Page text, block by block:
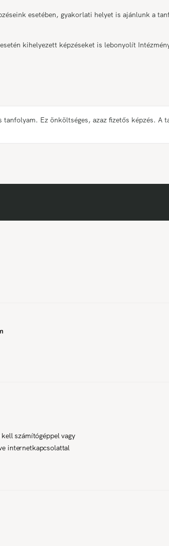
esetében, gyakorlati helyet is ajánlunk a
kihelyezett képzéseket is lebonyolít
tanfolyam. Ez önköltséges, azaz fizetős képzés. A
számítógéppel vagy
internetkapcsolattal